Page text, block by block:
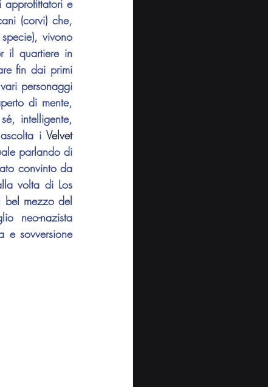
approfittatori e
(corvi) che,
vivono
il quartiere in
fin dai primi
personaggi
di mente,
intelligente,
i Velvet
parlando di
convinto da
volta di Los
bel mezzo del
neo-nazista
e sovversione